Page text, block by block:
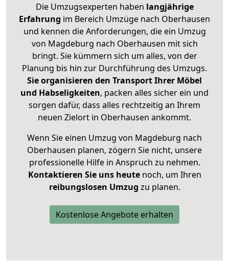
Die Umzugsexperten haben langjährige
Erfahrung im Bereich Umzüge nach Oberhausen
und kennen die Anforderungen, die ein Umzug
von Magdeburg nach Oberhausen mit sich
bringt. Sie kümmern sich um alles, von der
Planung bis hin zur Durchführung des Umzugs.
Sie organisieren den Transport Ihrer Möbel
und Habseligkeiten, packen alles sicher ein und
sorgen dafür, dass alles rechtzeitig an Ihrem
neuen Zielort in Oberhausen ankommt.
Wenn Sie einen Umzug von Magdeburg nach
Oberhausen planen, zögern Sie nicht, unsere
professionelle Hilfe in Anspruch zu nehmen.
Kontaktieren Sie uns heutenoch, um Ihren
reibungslosen Umzug zu planen.
Kostenlose Angebote erhalten